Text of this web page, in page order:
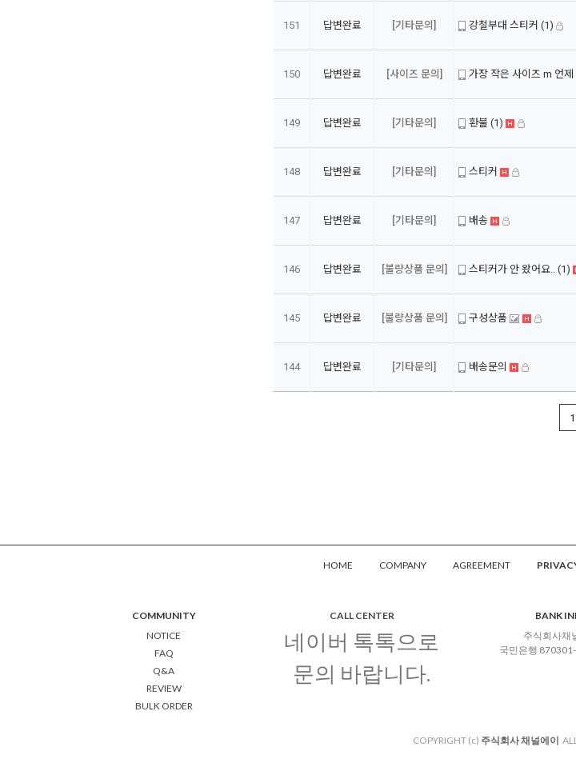
151 답변완료 [기타문의] 강철부대 스티커 (1)
150 답변완료 [사이즈 문의] 가장 작은 사이즈 m 언
149 답변완료 [기타문의] 환불 (1)
148 답변완료 [기타문의] 스티커
147 답변완료 [기타문의] 배송
146 답변완료 [불량상품 문의] 스티커가 안 왔어요.. (1)
145 답변완료 [불량상품 문의] 구성상품
144 답변완료 [기타문의] 배송문의
1
HOME COMPANY AGREEMENT
COMMUNITY
NOTICE
FAQ
Q&A
REVIEW
BULK ORDER
CALL CENTER
네이버 톡톡으로
문의 바랍니다.
BANK
주식회사채
국민은행
COPYRIGHT (c) 주식회사 채널에이